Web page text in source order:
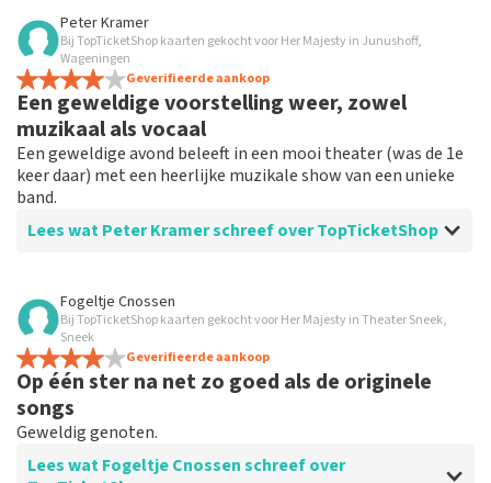
Beoordeling van Fred van Davelaar over
Goed
Peter Kramer
Bij TopTicketShop kaarten gekocht voor Her Majesty in Junushoff,
Wageningen
Geverifieerde aankoop
Een geweldige voorstelling weer, zowel
muzikaal als vocaal
Een geweldige avond beleeft in een mooi theater (was de 1e
keer daar) met een heerlijke muzikale show van een unieke
band.
Lees wat Peter Kramer schreef over TopTicketShop
Beoordeling van Peter Kramer over
Prima
Makkelijk reserveren van tickets en prima geregeld zo.
Fogeltje Cnossen
Bij TopTicketShop kaarten gekocht voor Her Majesty in Theater Sneek,
Sneek
Geverifieerde aankoop
Op één ster na net zo goed als de originele
songs
Geweldig genoten.
Lees wat Fogeltje Cnossen schreef over